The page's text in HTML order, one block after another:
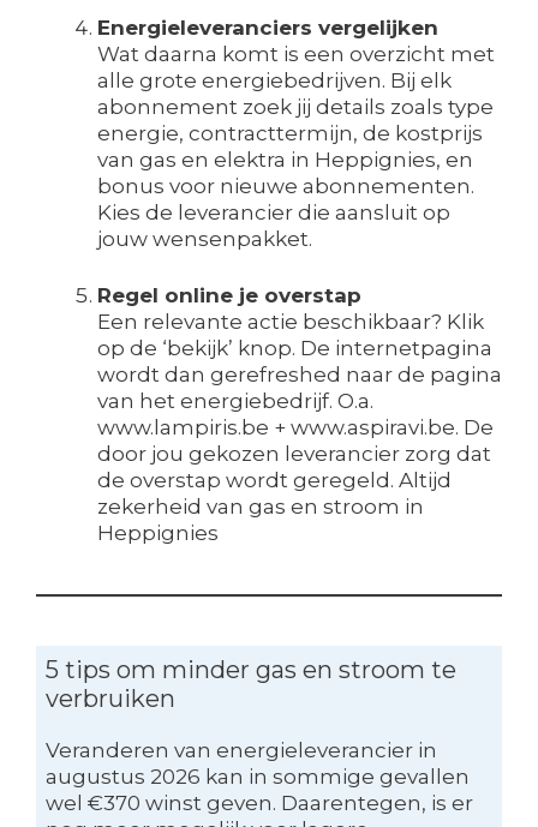
Energieleveranciers vergelijken
Wat daarna komt is een overzicht met
alle grote energiebedrijven. Bij elk
abonnement zoek jij details zoals type
energie, contracttermijn, de kostprijs
van gas en elektra in Heppignies, en
bonus voor nieuwe abonnementen.
Kies de leverancier die aansluit op
jouw wensenpakket.
Regel online je overstap
Een relevante actie beschikbaar? Klik
op de ‘bekijk’ knop. De internetpagina
wordt dan gerefreshed naar de pagina
van het energiebedrijf. O.a.
www.lampiris.be + www.aspiravi.be. De
door jou gekozen leverancier zorg dat
de overstap wordt geregeld. Altijd
zekerheid van gas en stroom in
Heppignies
5 tips om minder gas en stroom te
verbruiken
Veranderen van energieleverancier in
augustus 2026 kan in sommige gevallen
wel €370 winst geven. Daarentegen, is er